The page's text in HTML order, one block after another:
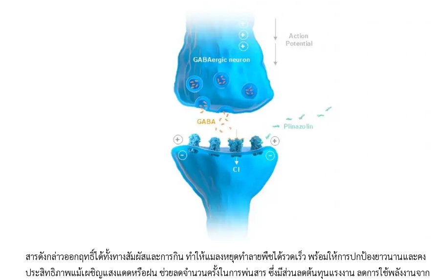
สารดังกล่าวออกฤทธิ์ได้ทั้งทางสัมผัสและการกิน ทำให้แมลงหยุดทำลายพืชได้รวดเร็ว พร้อมให้การปกป้องยาวนานและคง
ประสิทธิภาพแม้เผชิญแสงแดดหรือฝน ช่วยลดจำนวนครั้งในการพ่นสาร ซึ่งมีส่วนลดต้นทุนแรงงาน ลดการใช้พลังงานจาก